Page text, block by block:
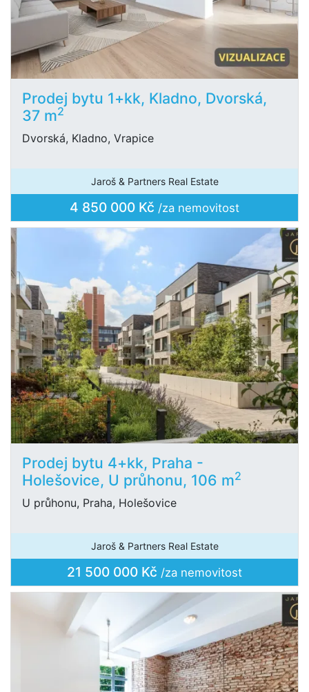
Prodej bytu 1+kk, Kladno, Dvorská,
37 m2
Dvorská, Kladno, Vrapice
Jaroš & Partners Real Estate
4 850 000 Kč /za nemovitost
Prodej bytu 4+kk, Praha -
Holešovice, U průhonu, 106 m2
U průhonu, Praha, Holešovice
Jaroš & Partners Real Estate
21 500 000 Kč /za nemovitost